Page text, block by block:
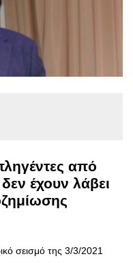
από
έχουν λάβει
σεισμό της 3/3/2021